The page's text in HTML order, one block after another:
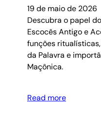
19 de maio de 2026
Descubra o papel
Escocês Antigo e
funções
da Palavra e
Maçônica.
Read more